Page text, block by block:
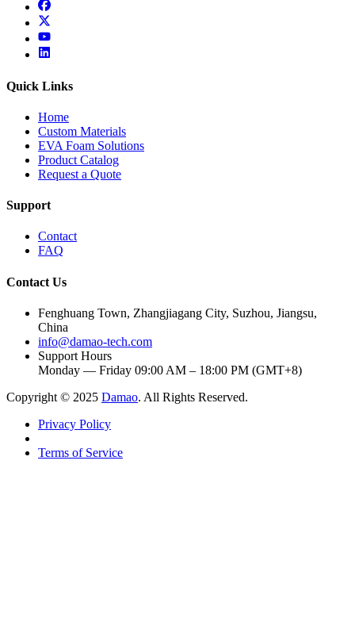
facebook
x
youtube
linkedin
Quick Links
Home
Custom Materials
EVA Foam Solutions
Product Catalog
Request a Quote
Support
Contact
FAQ
Contact Us
Fenghuang Town, Zhangjiagang City, Suzhou, Jiangsu,
China
info@damao-tech.com
Support Hours
Monday — Friday 09:00 AM – 18:00 PM (GMT+8)
Copyright © 2025 Damao. All Rights Reserved.
Privacy Policy
Terms of Service